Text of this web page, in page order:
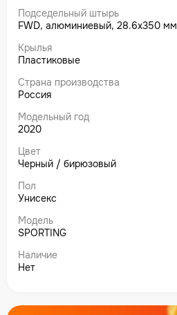
Подседельный штырь
FWD, алюминиевый, 28.6x350 мм
Крылья
Пластиковые
Страна производства
Россия
Модельный год
2020
Цвет
Черный / бирюзовый
Пол
Унисекс
Модель
SPORTING
Наличие
Нет